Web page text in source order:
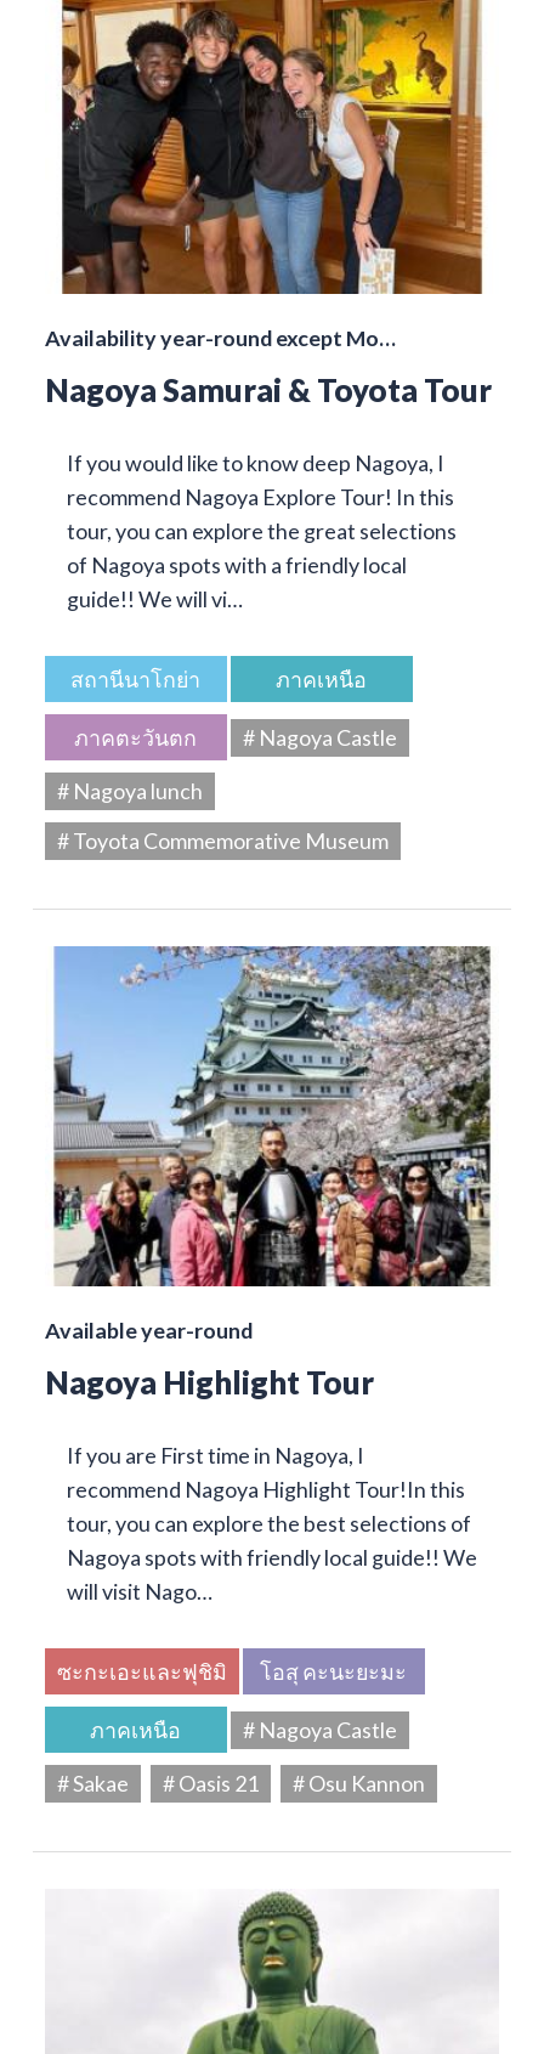
Availability year-round except Mo…
Nagoya Samurai & Toyota Tour
If you would like to know deep Nagoya, I
recommend Nagoya Explore Tour! In this
tour, you can explore the great selections
of Nagoya spots with a friendly local
guide!! We will vi…
สถานีนาโกย่า ภาคเหนือ
ภาคตะวันตก
# Nagoya Castle
# Nagoya lunch
# Toyota Commemorative Museum
Available year-round
Nagoya Highlight Tour
If you are First time in Nagoya, I
recommend Nagoya Highlight Tour!In this
tour, you can explore the best selections of
Nagoya spots with friendly local guide!! We
will visit Nago…
ซะกะเอะและฟุชิมิ โอสุ คะนะยะมะ
ภาคเหนือ
# Nagoya Castle
# Sakae
# Oasis 21 # Osu Kannon